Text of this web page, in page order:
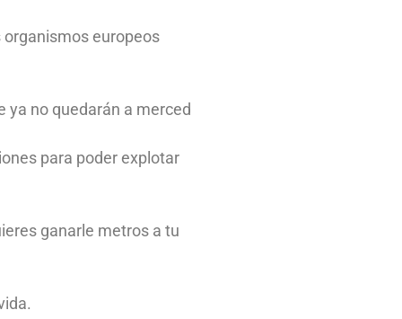
europeos
no quedarán a merced
para poder explotar
ganarle metros a tu